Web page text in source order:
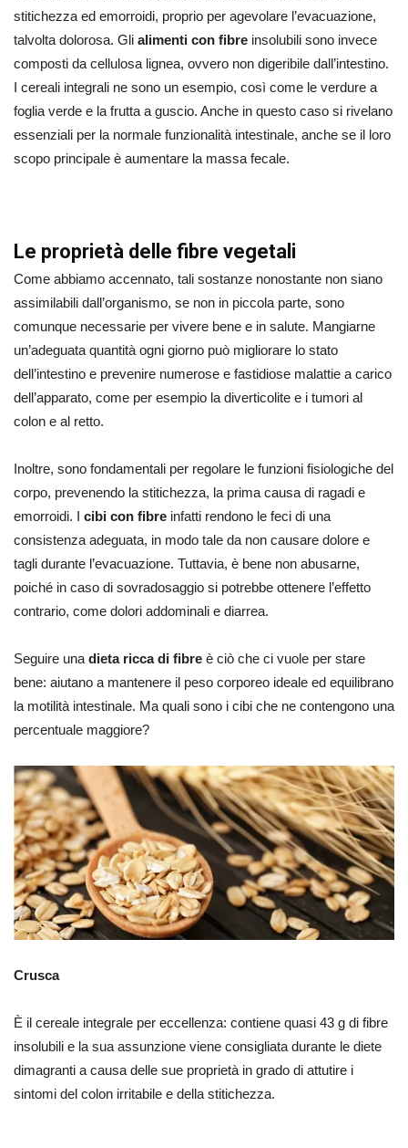
stitichezza ed emorroidi, proprio per agevolare l’evacuazione,
talvolta dolorosa. Gli alimenti con fibre insolubili sono invece
composti da cellulosa lignea, ovvero non digeribile dall’intestino.
I cereali integrali ne sono un esempio, così come le verdure a
foglia verde e la frutta a guscio. Anche in questo caso si rivelano
essenziali per la normale funzionalità intestinale, anche se il loro
scopo principale è aumentare la massa fecale.
Le proprietà delle fibre vegetali
Come abbiamo accennato, tali sostanze nonostante non siano
assimilabili dall’organismo, se non in piccola parte, sono
comunque necessarie per vivere bene e in salute. Mangiarne
un’adeguata quantità ogni giorno può migliorare lo stato
dell’intestino e prevenire numerose e fastidiose malattie a carico
dell’apparato, come per esempio la diverticolite e i tumori al
colon e al retto.
Inoltre, sono fondamentali per regolare le funzioni fisiologiche del
corpo, prevenendo la stitichezza, la prima causa di ragadi e
emorroidi. I cibi con fibre infatti rendono le feci di una
consistenza adeguata, in modo tale da non causare dolore e
tagli durante l’evacuazione. Tuttavia, è bene non abusarne,
poiché in caso di sovradosaggio si potrebbe ottenere l’effetto
contrario, come dolori addominali e diarrea.
Seguire una dieta ricca di fibre è ciò che ci vuole per stare
bene: aiutano a mantenere il peso corporeo ideale ed equilibrano
la motilità intestinale. Ma quali sono i cibi che ne contengono una
percentuale maggiore?
Crusca
È il cereale integrale per eccellenza: contiene quasi 43 g di fibre
insolubili e la sua assunzione viene consigliata durante le diete
dimagranti a causa delle sue proprietà in grado di attutire i
sintomi del colon irritabile e della stitichezza.